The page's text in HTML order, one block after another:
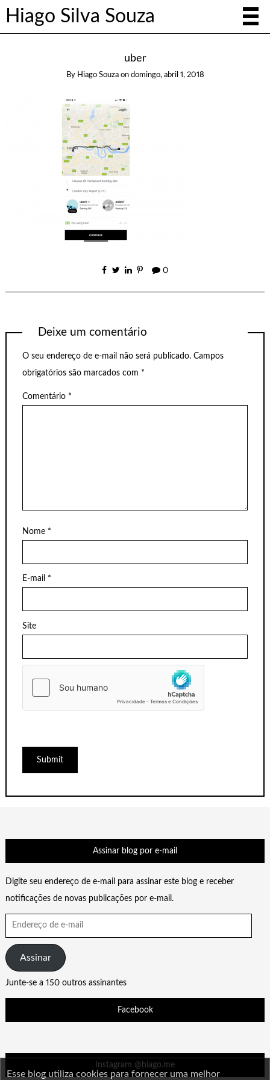
Hiago Silva Souza
uber
By Hiago Souza on domingo, abril 1, 2018
0
Deixe um comentário
O seu endereço de e-mail não será publicado. Campos
obrigatórios são marcados com *
Comentário *
Nome *
E-mail *
Site
Assinar blog por e-mail
Digite seu endereço de e-mail para assinar este blog e receber
notificações de novas publicações por e-mail.
Endereço
de
e-
mail
Assinar
Junte-se a 150 outros assinantes
Facebook
Instagram @hiago.me
Esse blog utiliza cookies para fornecer uma melhor